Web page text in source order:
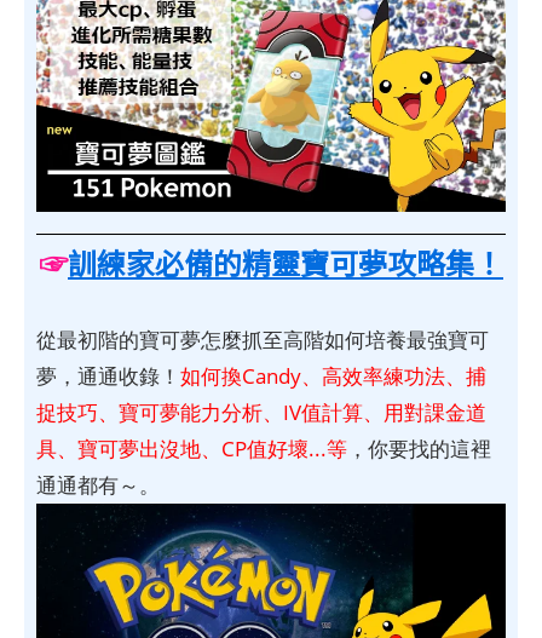
☞訓練家必備的精靈寶可夢攻略集！
從最初階的寶可夢怎麼抓至高階如何培養最強寶可
夢，通通收錄！ 如何換Candy、高效率練功法、捕
捉技巧、寶可夢能力分析、IV值計算、用對課金道
具、寶可夢出沒地、CP值好壞...等 ，你要找的這裡
通通都有～。